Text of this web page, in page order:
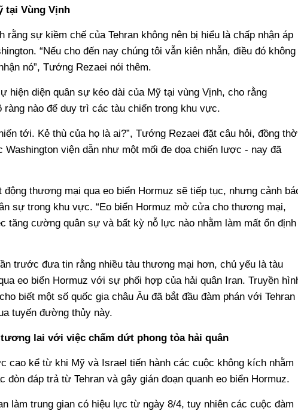
tại Vùng Vịnh
rằng sự kiềm chế của Tehran không nên bị hiểu là chấp nhận áp
“Nếu cho đến nay chúng tôi vẫn kiên nhẫn, điều đó không
nó”, Tướng Rezaei nói thêm.
hiện diện quân sự kéo dài của Mỹ tại vùng Vịnh, cho rằng
ràng nào để duy trì các tàu chiến trong khu vực.
tới. Kẻ thù của họ là ai?”, Tướng Rezaei đặt câu hỏi, đồng
viện dẫn như một mối đe dọa chiến lược - nay đã
thương mại qua eo biển Hormuz sẽ tiếp tục, nhưng cảnh
sự trong khu vực. “Eo biển Hormuz mở cửa cho thương mại,
tăng cường quân sự và bất kỳ nỗ lực nào nhằm làm mất ổn định
trước đưa tin rằng nhiều tàu thương mại hơn, chủ yếu là tàu
eo biển Hormuz với sự phối hợp của hải quân Iran. Truyền
biết một số quốc gia châu Âu đã bắt đầu đàm phán với Tehran
tuyến đường thủy này.
lai với việc chấm dứt phong tỏa hải quân
cao kể từ khi Mỹ và Israel tiến hành các cuộc không kích nhằm
đòn đáp trả từ Tehran và gây gián đoạn quanh eo biển Hormuz.
làm trung gian có hiệu lực từ ngày 8/4, tuy nhiên các cuộc đàm